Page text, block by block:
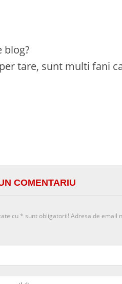
blog?
tare, sunt multi fani
COMENTARIU
cu * sunt obligatorii! Adresa de email